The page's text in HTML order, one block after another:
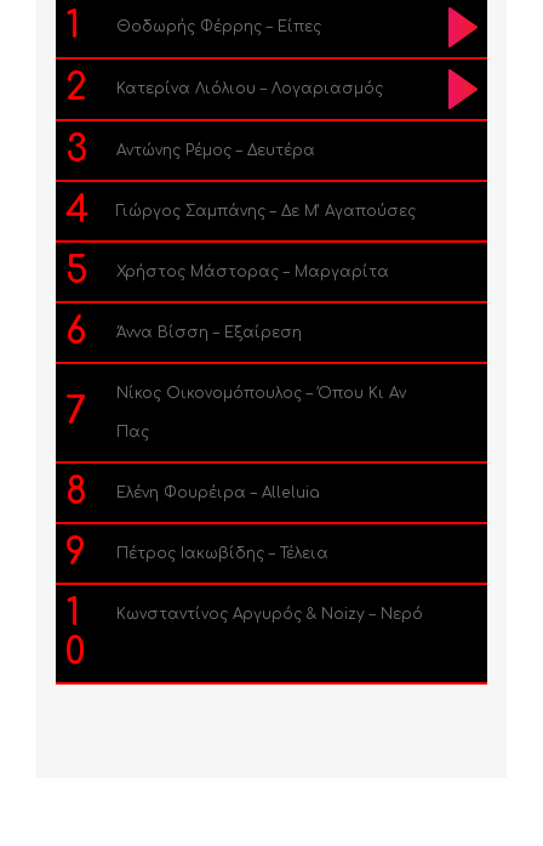
1 Θοδωρής Φέρρης – Είπες
2 Κατερίνα Λιόλιου – Λογαριασμός
3 Αντώνης Ρέμος – Δευτέρα
4 Γιώργος Σαμπάνης – Δε Μ’ Αγαπούσες
5 Χρήστος Μάστορας – Μαργαρίτα
6 Άννα Βίσση – Εξαίρεση
7 Νίκος Οικονομόπουλος – Όπου Κι Αν
Πας
8 Ελένη Φουρέιρα – Alleluia
9 Πέτρος Ιακωβίδης – Τέλεια
1
0
Κωνσταντίνος Αργυρός & Noizy – Νερό